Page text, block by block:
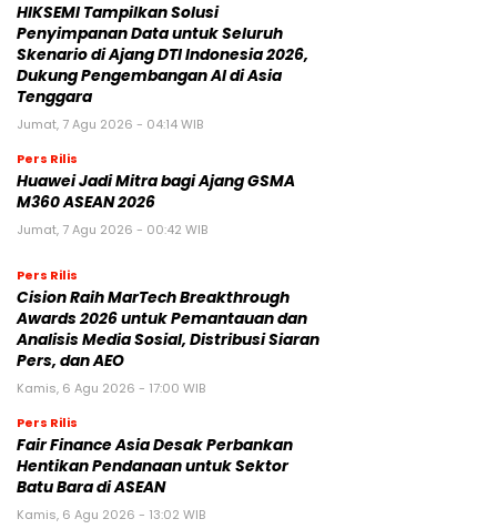
HIKSEMI Tampilkan Solusi
Penyimpanan Data untuk Seluruh
Skenario di Ajang DTI Indonesia 2026,
Dukung Pengembangan AI di Asia
Tenggara
Jumat, 7 Agu 2026 - 04:14 WIB
Pers Rilis
Huawei Jadi Mitra bagi Ajang GSMA
M360 ASEAN 2026
Jumat, 7 Agu 2026 - 00:42 WIB
Pers Rilis
Cision Raih MarTech Breakthrough
Awards 2026 untuk Pemantauan dan
Analisis Media Sosial, Distribusi Siaran
Pers, dan AEO
Kamis, 6 Agu 2026 - 17:00 WIB
Pers Rilis
Fair Finance Asia Desak Perbankan
Hentikan Pendanaan untuk Sektor
Batu Bara di ASEAN
Kamis, 6 Agu 2026 - 13:02 WIB